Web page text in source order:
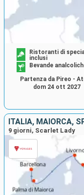
Ristoranti di
inclusi
Bevande
Partenza da Pireo -
dom 24 ott 2027
ITALIA, MAIORCA,
9 giorni, Scarlet Lady